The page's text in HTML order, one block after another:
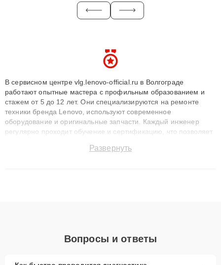
В сервисном центре vlg.lenovo-official.ru в Волгограде
работают опытные мастера с профильным образованием и
стажем от 5 до 12 лет. Они специализируются на ремонте
техники бренда Lenovo, используют современное
оборудование и оригинальные запчасти. Каждый инженер
регулярно проходит обучение и сертификацию, что позволяет
технику с сохранением гарантии до 3 лет. Наши мастера
Развернуть
Вопросы и ответы